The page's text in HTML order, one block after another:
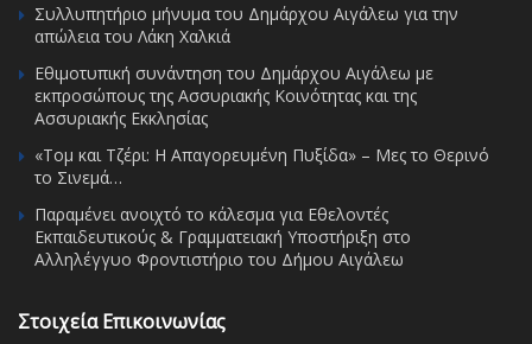
Συλλυπητήριο μήνυμα του Δημάρχου Αιγάλεω για την
απώλεια του Λάκη Χαλκιά
Εθιμοτυπική συνάντηση του Δημάρχου Αιγάλεω με
εκπροσώπους της Ασσυριακής Κοινότητας και της
Ασσυριακής Εκκλησίας
«Τομ και Τζέρι: Η Απαγορευμένη Πυξίδα» – Μες το Θερινό
το Σινεμά…
Παραμένει ανοιχτό το κάλεσμα για Εθελοντές
Εκπαιδευτικούς & Γραμματειακή Υποστήριξη στο
Αλληλέγγυο Φροντιστήριο του Δήμου Αιγάλεω
Στοιχεία Επικοινωνίας